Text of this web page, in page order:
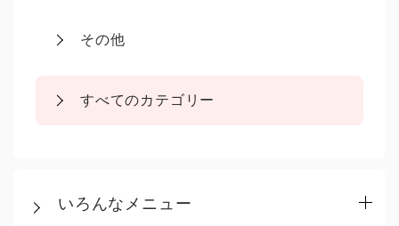
その他
すべてのカテゴリー
いろんなメニュー